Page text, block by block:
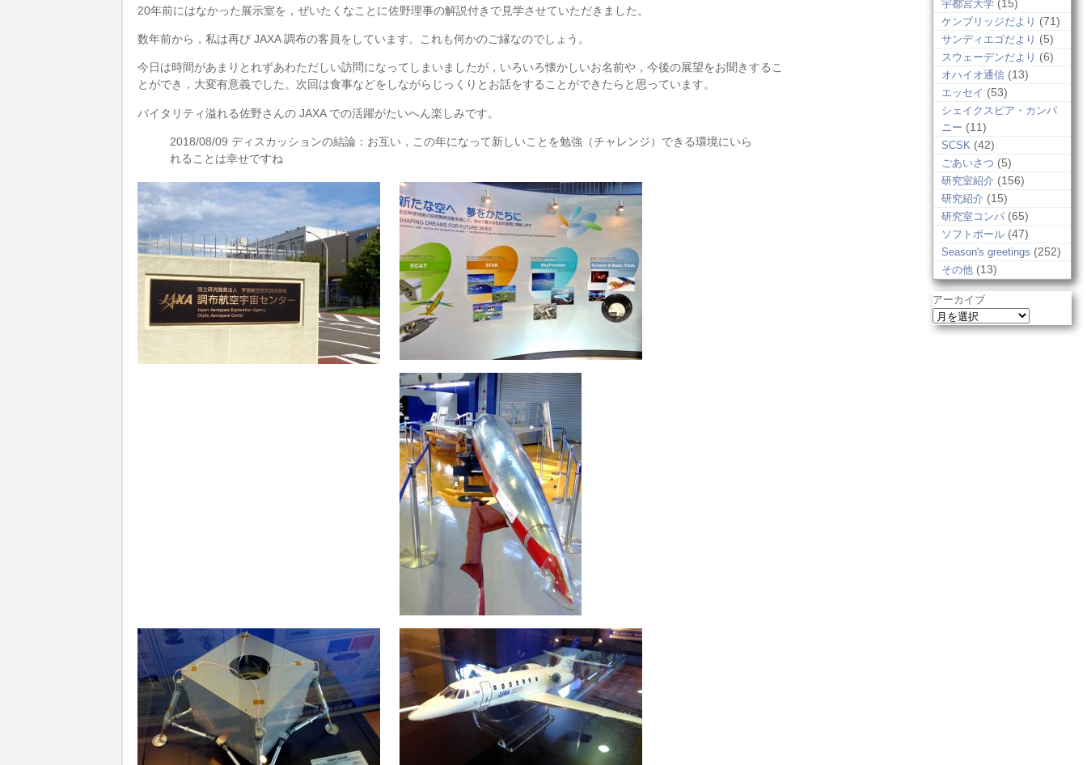
20年前にはなかった展示室を，ぜいたくなことに佐野理事の解説付きで見学させていただきました。
数年前から，私は再び JAXA 調布の客員をしています。これも何かのご縁なのでしょう。
今日は時間があまりとれずあわただしい訪問になってしまいましたが，いろいろ懐かしいお名前や，今後の展望をお聞きするこ
とができ，大変有意義でした。次回は食事などをしながらじっくりとお話をすることができたらと思っています。
バイタリティ溢れる佐野さんの JAXA での活躍がたいへん楽しみです。
2018/08/09 ディスカッションの結論：お互い，この年になって新しいことを勉強（チャレンジ）できる環境にいら
れることは幸せですね
宇都宮大学 (15)
ケンブリッジだより (71)
サンディエゴだより (5)
スウェーデンだより (6)
オハイオ通信 (13)
エッセイ (53)
シェイクスピア・カンパ
ニー (11)
SCSK (42)
ごあいさつ (5)
研究室紹介 (156)
研究紹介 (15)
研究室コンパ (65)
ソフトボール (47)
Season's greetings (252)
その他 (13)
アーカイブ